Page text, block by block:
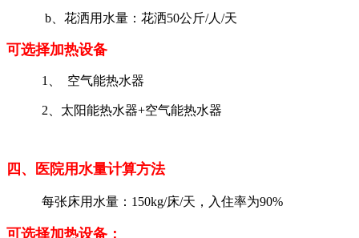
b、花洒用水量：花洒50公斤/人/天
可选择加热设备
1、 空气能热水器
2、太阳能热水器+空气能热水器
四、医院用水量计算方法
每张床用水量：150kg/床/天，入住率为90%
可选择加热设备：